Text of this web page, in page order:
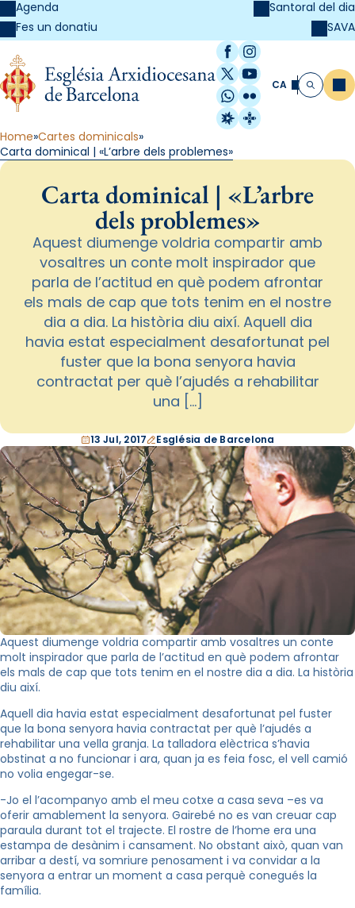
Agenda
Fes un donatiu
Santoral del dia
SAVA
Facebook
Instagram
X / Twitter
YouTube
WhatsApp
Flickr
Radio Estel
Catalunya
CA Cerca
Home Cartes dominicals
Carta dominical | «L’arbre dels problemes»
Carta dominical | «L’arbre
dels problemes»
Aquest diumenge voldria compartir amb
vosaltres un conte molt inspirador que
parla de l’actitud en què podem afrontar
els mals de cap que tots tenim en el nostre
dia a dia. La història diu així. Aquell dia
havia estat especialment desafortunat pel
fuster que la bona senyora havia
contractat per què l’ajudés a rehabilitar
una […]
13 Jul, 2017 Església de Barcelona
Aquest diumenge voldria compartir amb vosaltres un conte
molt inspirador que parla de l’actitud en què podem afrontar
els mals de cap que tots tenim en el nostre dia a dia. La història
diu així.
Aquell dia havia estat especialment desafortunat pel fuster
que la bona senyora havia contractat per què l’ajudés a
rehabilitar una vella granja. La talladora elèctrica s’havia
obstinat a no funcionar i ara, quan ja es feia fosc, el vell camió
no volia engegar-se.
-Jo el l’acompanyo amb el meu cotxe a casa seva –es va
oferir amablement la senyora. Gairebé no es van creuar cap
paraula durant tot el trajecte. El rostre de l’home era una
estampa de desànim i cansament. No obstant això, quan van
arribar a destí, va somriure penosament i va convidar a la
senyora a entrar un moment a casa perquè conegués la
família.